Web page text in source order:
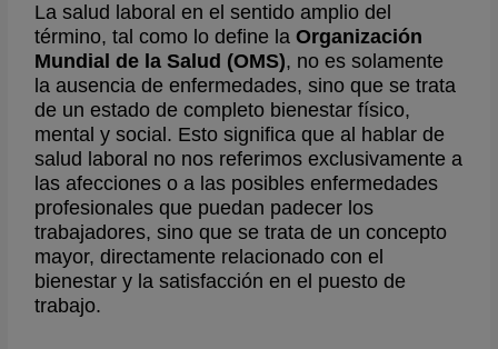
La salud laboral en el sentido amplio del
término, tal como lo define laOrganización
Mundial de la Salud (OMS), no es solamente
la ausencia de enfermedades, sino que se trata
de un estado de completo bienestar físico,
mental y social. Esto significa que al hablar de
salud laboral no nos referimos exclusivamente a
las afecciones o a las posibles enfermedades
profesionales que puedan padecer los
trabajadores, sino que se trata de un concepto
mayor, directamente relacionado con el
bienestar y la satisfacción en el puesto de
trabajo.